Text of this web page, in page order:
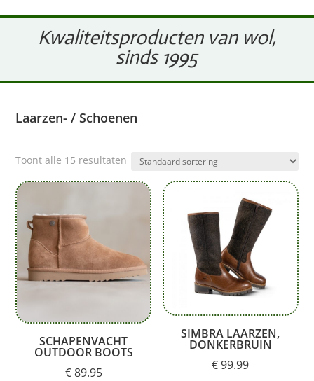
Kwaliteitsproducten van wol,
sinds 1995
Laarzen- / Schoenen
Toont alle 15 resultaten
SCHAPENVACHT
OUTDOOR BOOTS
€89.95
SIMBRA LAARZEN,
DONKERBRUIN
€99.99